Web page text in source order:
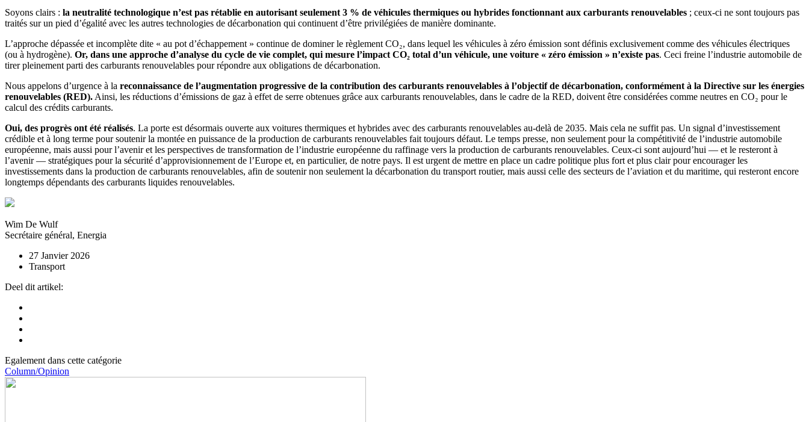
Soyons clairs : la neutralité technologique n’est pas rétablie en autorisant seulement 3 % de véhicules thermiques ou hybrides fonctionnant aux carburants renouvelables ; ceux-ci ne sont toujours pas
traités sur un pied d’égalité avec les autres technologies de décarbonation qui continuent d’être privilégiées de manière dominante.
L’approche dépassée et incomplète dite « au pot d’échappement » continue de dominer le règlement CO₂, dans lequel les véhicules à zéro émission sont définis exclusivement comme des véhicules électriques
(ou à hydrogène). Or, dans une approche d’analyse du cycle de vie complet, qui mesure l’impact CO₂ total d’un véhicule, une voiture « zéro émission » n’existe pas. Ceci freine l’industrie automobile de
tirer pleinement parti des carburants renouvelables pour répondre aux obligations de décarbonation.
Nous appelons d’urgence à la reconnaissance de l’augmentation progressive de la contribution des carburants renouvelables à l’objectif de décarbonation, conformément à la Directive sur les énergies
renouvelables (RED). Ainsi, les réductions d’émissions de gaz à effet de serre obtenues grâce aux carburants renouvelables, dans le cadre de la RED, doivent être considérées comme neutres en CO₂ pour le
calcul des crédits carburants.
Oui, des progrès ont été réalisés. La porte est désormais ouverte aux voitures thermiques et hybrides avec des carburants renouvelables au-delà de 2035. Mais cela ne suffit pas. Un signal d’investissement
crédible et à long terme pour soutenir la montée en puissance de la production de carburants renouvelables fait toujours défaut. Le temps presse, non seulement pour la compétitivité de l’industrie automobile
européenne, mais aussi pour l’avenir et les perspectives de transformation de l’industrie européenne du raffinage vers la production de carburants renouvelables. Ceux-ci sont aujourd’hui — et le resteront à
l’avenir — stratégiques pour la sécurité d’approvisionnement de l’Europe et, en particulier, de notre pays. Il est urgent de mettre en place un cadre politique plus fort et plus clair pour encourager les
investissements dans la production de carburants renouvelables, afin de soutenir non seulement la décarbonation du transport routier, mais aussi celle des secteurs de l’aviation et du maritime, qui resteront encore
longtemps dépendants des carburants liquides renouvelables.
Wim De Wulf
Secrétaire général, Energia
27 Janvier 2026
Transport
Deel dit artikel:
Egalement dans cette catégorie
Column/Opinion